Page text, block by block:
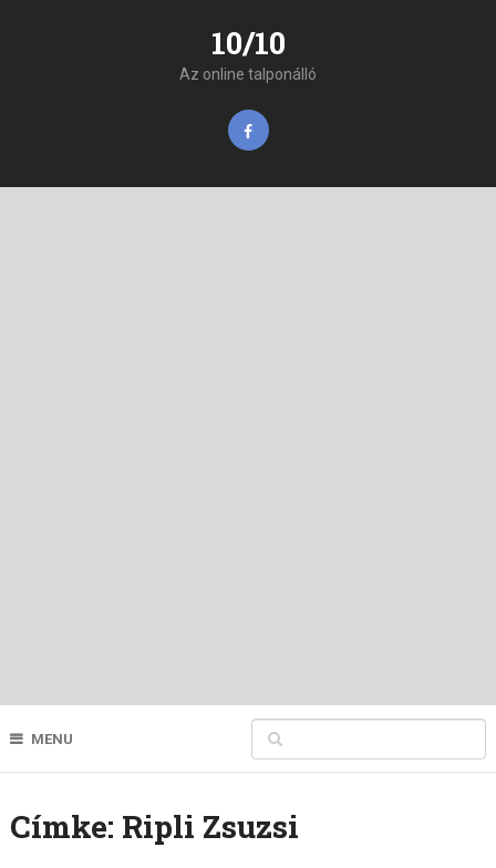
10/10
Az online talponálló
MENU
Címke: Ripli Zsuzsi